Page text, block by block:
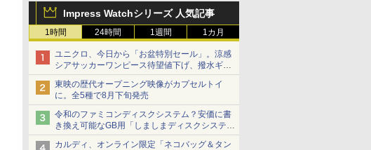
Impress Watchシリーズ 人気記事
1時間 24時間 1週間 1カ月
ユニクロ、今日から「お盆特別セール」。涼感
シアサッカーワンピース待望値下げ、撥水ギア
ショーツは1990円に
東映の歴代オープニング映像がカプセルトイ
に。全5種で8月下旬発売
令和のファミコンディスクシステム？安価に書
き換え可能なGB用「しましまディスクシステ
ム」
カルディ、オンライン限定「ネコバッグ＆タン